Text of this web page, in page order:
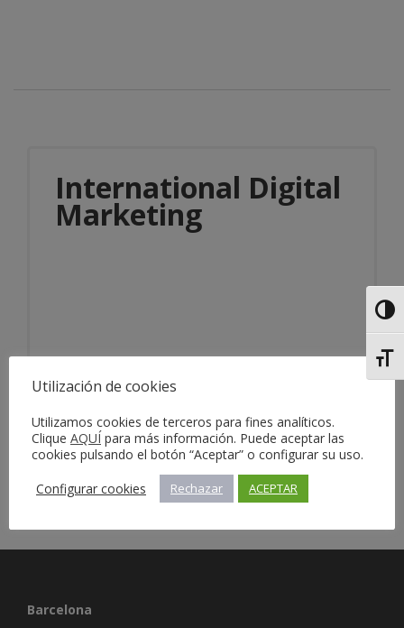
International Digital
Marketing
Barcelona
Utilización de cookies
Utilizamos cookies de terceros para fines analíticos.
Clique AQUÍ para más información. Puede aceptar las
cookies pulsando el botón “Aceptar” o configurar su uso.
Configurar cookies
Rechazar ACEPTAR